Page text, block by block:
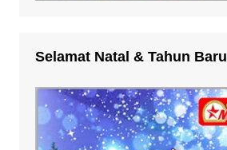
Selamat Natal & Tahun Baru